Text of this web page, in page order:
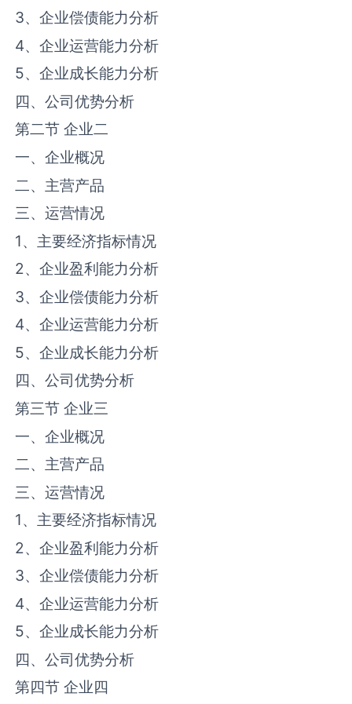
3、企业偿债能力分析
4、企业运营能力分析
5、企业成长能力分析
四、公司优势分析
第二节 企业二
一、企业概况
二、主营产品
三、运营情况
1、主要经济指标情况
2、企业盈利能力分析
3、企业偿债能力分析
4、企业运营能力分析
5、企业成长能力分析
四、公司优势分析
第三节 企业三
一、企业概况
二、主营产品
三、运营情况
1、主要经济指标情况
2、企业盈利能力分析
3、企业偿债能力分析
4、企业运营能力分析
5、企业成长能力分析
四、公司优势分析
第四节 企业四